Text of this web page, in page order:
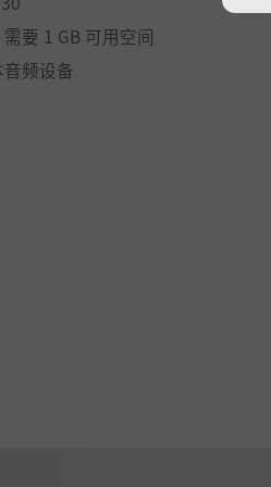
需要 1 GB 可用空间
音频设备